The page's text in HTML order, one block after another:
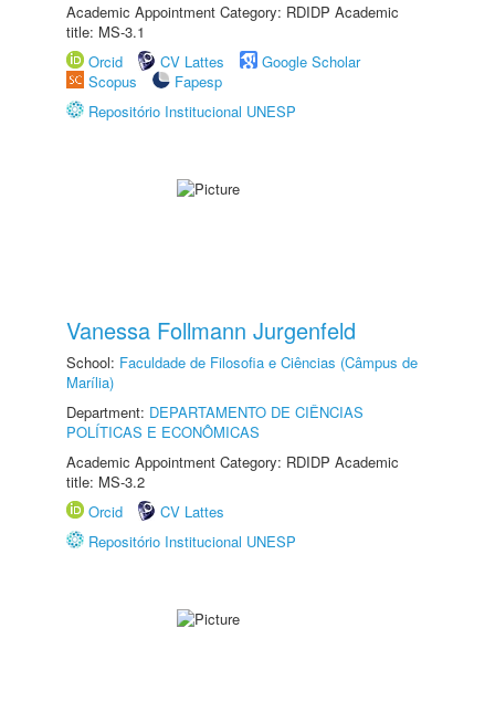
Academic Appointment Category: RDIDP Academic
title: MS-3.1
Orcid
CV Lattes
Google Scholar
Scopus
Fapesp
Repositório Institucional UNESP
Vanessa Follmann Jurgenfeld
School: Faculdade de Filosofia e Ciências (Câmpus de
Marília)
Department: DEPARTAMENTO DE CIÊNCIAS
POLÍTICAS E ECONÔMICAS
Academic Appointment Category: RDIDP Academic
title: MS-3.2
Orcid
CV Lattes
Repositório Institucional UNESP